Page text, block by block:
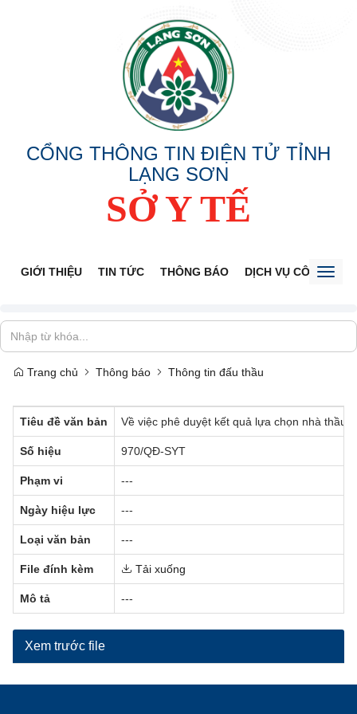
CỔNG THÔNG TIN ĐIỆN TỬ TỈNH
LẠNG SƠN
SỞ Y TẾ
GIỚI THIỆU TIN TỨC THÔNG BÁO DỊCH VỤ CÔNG
Trang chủ Thông báo Thông tin đấu thầu
Tiêu đề văn bản Về việc phê duyệt kết quả lựa chọn nhà thầu,
Số hiệu 970/QĐ-SYT
Phạm vi ---
Ngày hiệu lực ---
Loại văn bản ---
File đính kèm Tải xuống
Mô tả ---
Xem trước file